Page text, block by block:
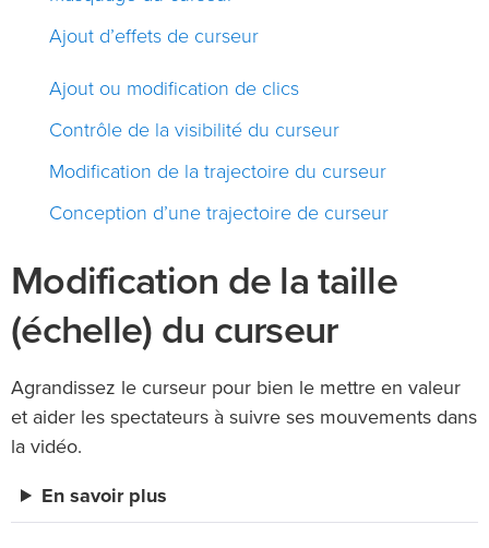
Ajout d’effets de curseur
Ajout ou modification de clics
Contrôle de la visibilité du curseur
Modification de la trajectoire du curseur
Conception d’une trajectoire de curseur
Modification de la taille
(échelle) du curseur
Agrandissez le curseur pour bien le mettre en valeur
et aider les spectateurs à suivre ses mouvements dans
la vidéo.
En savoir plus